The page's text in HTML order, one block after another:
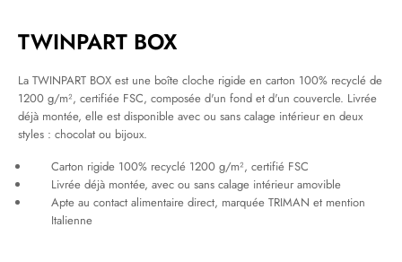
TWINPART BOX
La TWINPART BOX est une boîte cloche rigide en carton 100% recyclé de
1200 g/m², certifiée FSC, composée d'un fond et d'un couvercle. Livrée
déjà montée, elle est disponible avec ou sans calage intérieur en deux
styles : chocolat ou bijoux.
Carton rigide 100% recyclé 1200 g/m², certifié FSC
Livrée déjà montée, avec ou sans calage intérieur amovible
Apte au contact alimentaire direct, marquée TRIMAN et mention
Italienne